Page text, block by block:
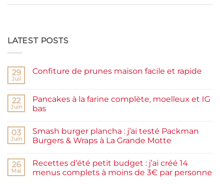
LATEST POSTS
29
Juil
Confiture de prunes maison facile et rapide
Confiture
de
prunes
et
rapide
22
Juin
Pancakes à la farine complète, moelleux et IG
bas
sur
Pancakes
à
complète,
et
03
Juin
Smash burger plancha : j’ai testé Packman
Burgers & Wraps à La Grande Motte
sur
burger
26
Mai
Recettes d’été petit budget : j’ai créé 14
menus complets à moins de 3€ par personne